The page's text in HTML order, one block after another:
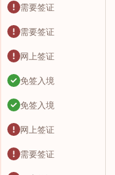
需要签证
需要签证
网上签证
免签入境
免签入境
网上签证
需要签证